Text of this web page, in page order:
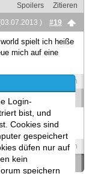
Login-
bist, und
Cookies sind
gespeichert
düfen nur auf
kein
speichern
Spoilers
Zitieren
)
#19
spielt ich heiße
mich auf eine
Zitieren
)
schön euch alle
Spoilers Zitieren
»